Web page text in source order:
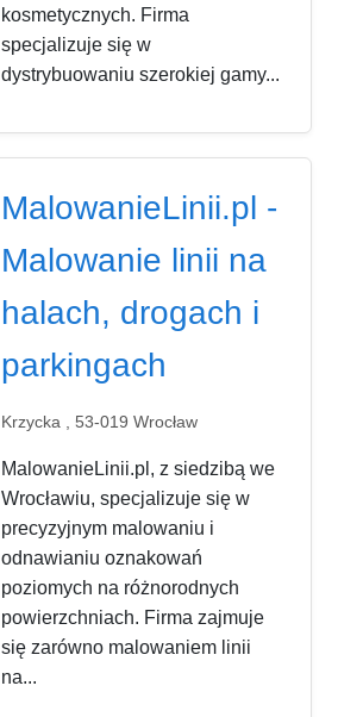
kosmetycznych. Firma
specjalizuje się w
dystrybuowaniu szerokiej gamy...
MalowanieLinii.pl -
Malowanie linii na
halach, drogach i
parkingach
Krzycka , 53-019 Wrocław
MalowanieLinii.pl, z siedzibą we
Wrocławiu, specjalizuje się w
precyzyjnym malowaniu i
odnawianiu oznakowań
poziomych na różnorodnych
powierzchniach. Firma zajmuje
się zarówno malowaniem linii
na...